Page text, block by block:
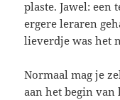
plaste. Jawel:
ergere leraren
lieverdje was het
Normaal mag je
aan het begin